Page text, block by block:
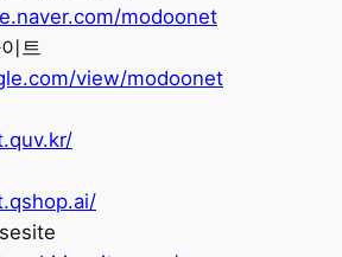
modoonet
트
view/modoonet